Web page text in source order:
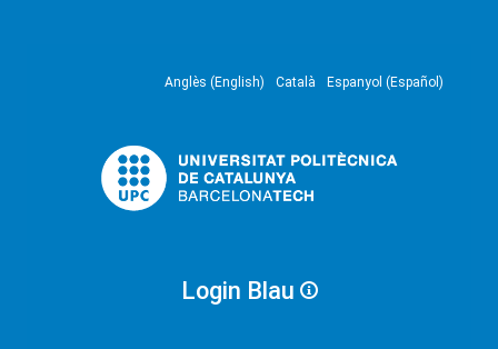
Anglès (English) Català Espanyol (Español)
Login Blau